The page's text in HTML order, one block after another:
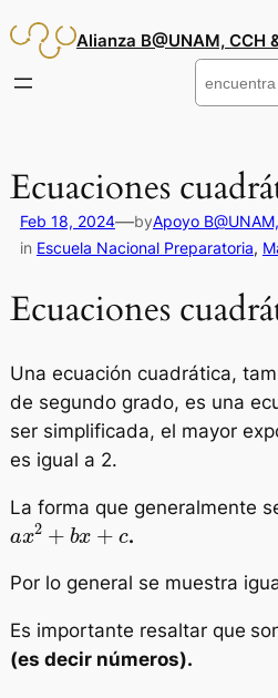
al
Alianza B@UNAM, CCH
Buscar
Ecuaciones
Feb 18, 2024—byApoyo
in Escuela Nacional Preparatoria,
Ecuaciones
Una ecuación cuadrática,
de segundo grado, es una
ser simplificada, el mayor
es igual a 2.
La forma que generalmente
ax2+bx +c .
Por lo general se muestra
Es importante resaltar que
(es decir números).